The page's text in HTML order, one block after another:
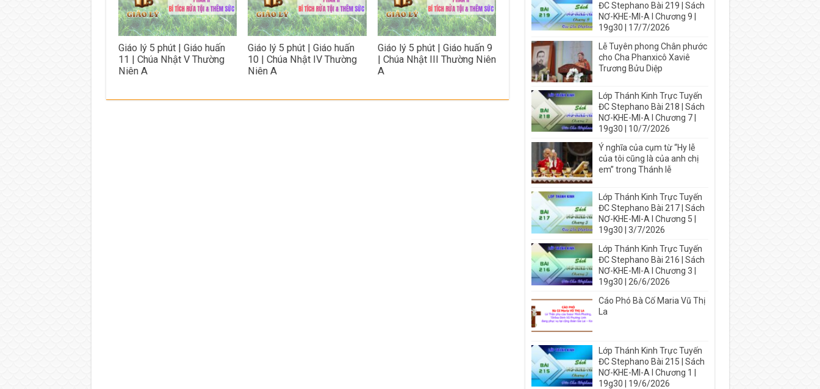
Giáo lý 5 phút | Giáo huấn
11 | Chúa Nhật V Thường
Niên A
Giáo lý 5 phút | Giáo huấn
10 | Chúa Nhật IV Thường
Niên A
Giáo lý 5 phút | Giáo huấn 9
| Chúa Nhật III Thường Niên
A
ĐC Stephano Bài 219 | Sách
NƠ-KHE-MI-A I Chương 9 |
19g30 | 17/7/2026
Lễ Tuyên phong Chân phước
cho Cha Phanxicô Xaviê
Trương Bửu Diệp
Lớp Thánh Kinh Trực Tuyến
ĐC Stephano Bài 218 | Sách
NƠ-KHE-MI-A I Chương 7 |
19g30 | 10/7/2026
Ý nghĩa của cụm từ “Hy lễ
của tôi cũng là của anh chị
em” trong Thánh lễ
Lớp Thánh Kinh Trực Tuyến
ĐC Stephano Bài 217 | Sách
NƠ-KHE-MI-A I Chương 5 |
19g30 | 3/7/2026
Lớp Thánh Kinh Trực Tuyến
ĐC Stephano Bài 216 | Sách
NƠ-KHE-MI-A I Chương 3 |
19g30 | 26/6/2026
Cáo Phó Bà Cố Maria Vũ Thị
La
Lớp Thánh Kinh Trực Tuyến
ĐC Stephano Bài 215 | Sách
NƠ-KHE-MI-A I Chương 1 |
19g30 | 19/6/2026